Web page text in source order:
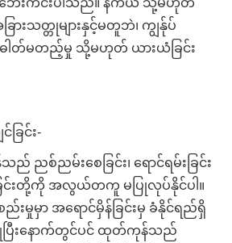
ေးကင်းပါသည်။ နီကယ် သို့မဟုတ်
ားသတ္တုများနှင့်မတူဘဲ၊ ကျွန်ုပ်
မတည့်မှု သို့မဟုတ် ယားယံခြင်း
ြင်း-
စ်ညမ်းစေခြင်း၊ ရောင်ရမ်းခြင်း
င်းတို့ကို အလွယ်တကူ မပြုလုပ်နိုင်ပါ။
မှုမှာ အရောင်မှိန်ခြင်းမှ ခံနိုင်ရည်ရှိ
ြုပြီးနောက်တွင်ပင် ထုတ်ကုန်သည်